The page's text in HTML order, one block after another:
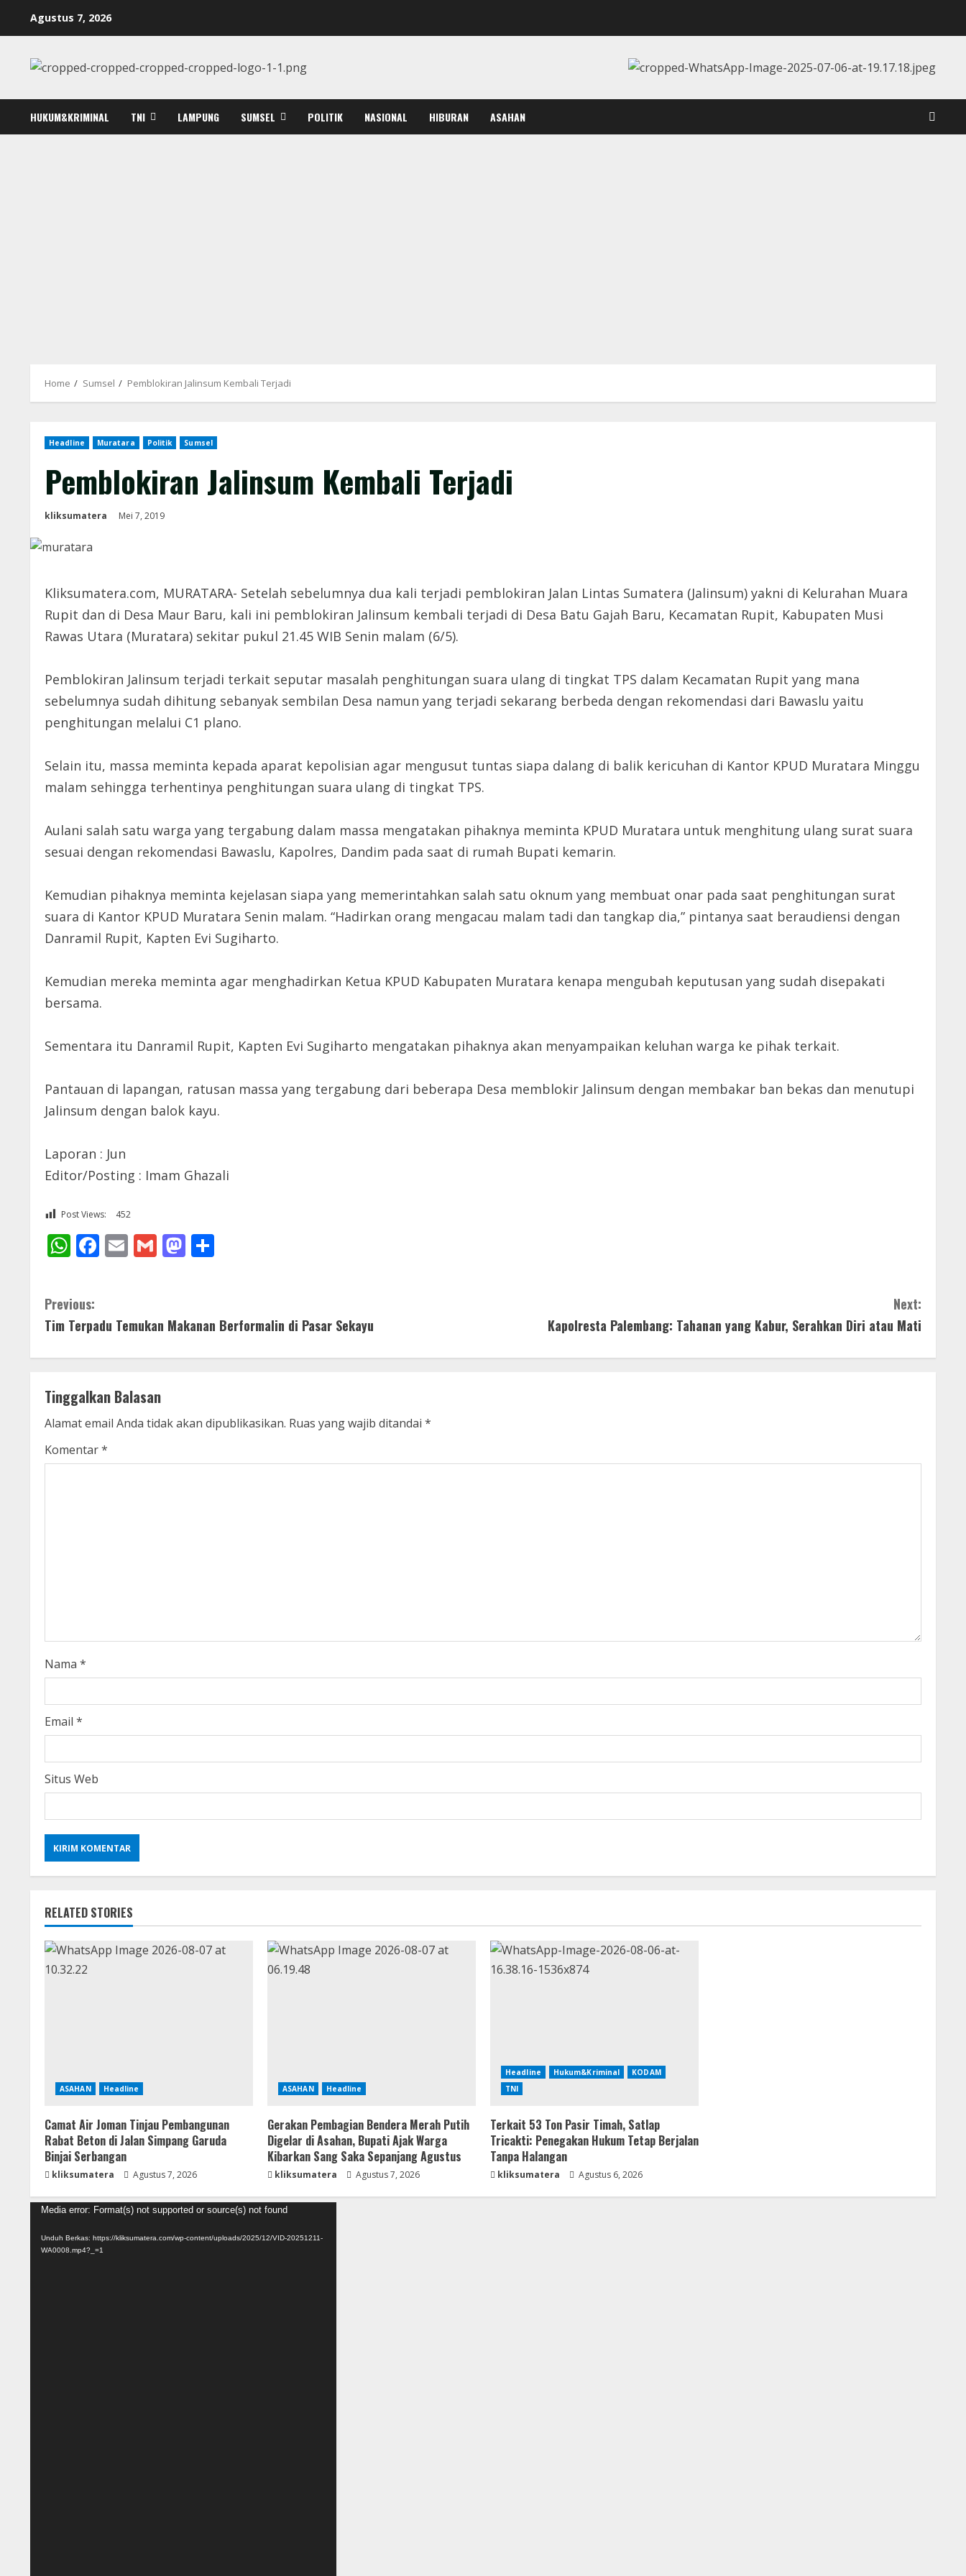
Agustus 7, 2026
HUKUM&KRIMINAL TNI LAMPUNG SUMSEL POLITIK NASIONAL HIBURAN ASAHAN
Home Sumsel Pemblokiran Jalinsum Kembali Terjadi
Headline Muratara Politik Sumsel
Pemblokiran Jalinsum Kembali Terjadi
kliksumatera Mei 7, 2019
Kliksumatera.com, MURATARA- Setelah sebelumnya dua kali terjadi pemblokiran Jalan Lintas Sumatera (Jalinsum) yakni di Kelurahan Muara
Rupit dan di Desa Maur Baru, kali ini pemblokiran Jalinsum kembali terjadi di Desa Batu Gajah Baru, Kecamatan Rupit, Kabupaten Musi
Rawas Utara (Muratara) sekitar pukul 21.45 WIB Senin malam (6/5).
Pemblokiran Jalinsum terjadi terkait seputar masalah penghitungan suara ulang di tingkat TPS dalam Kecamatan Rupit yang mana
sebelumnya sudah dihitung sebanyak sembilan Desa namun yang terjadi sekarang berbeda dengan rekomendasi dari Bawaslu yaitu
penghitungan melalui C1 plano.
Selain itu, massa meminta kepada aparat kepolisian agar mengusut tuntas siapa dalang di balik kericuhan di Kantor KPUD Muratara Minggu
malam sehingga terhentinya penghitungan suara ulang di tingkat TPS.
Aulani salah satu warga yang tergabung dalam massa mengatakan pihaknya meminta KPUD Muratara untuk menghitung ulang surat suara
sesuai dengan rekomendasi Bawaslu, Kapolres, Dandim pada saat di rumah Bupati kemarin.
Kemudian pihaknya meminta kejelasan siapa yang memerintahkan salah satu oknum yang membuat onar pada saat penghitungan surat
suara di Kantor KPUD Muratara Senin malam. “Hadirkan orang mengacau malam tadi dan tangkap dia,” pintanya saat beraudiensi dengan
Danramil Rupit, Kapten Evi Sugiharto.
Kemudian mereka meminta agar menghadirkan Ketua KPUD Kabupaten Muratara kenapa mengubah keputusan yang sudah disepakati
bersama.
Sementara itu Danramil Rupit, Kapten Evi Sugiharto mengatakan pihaknya akan menyampaikan keluhan warga ke pihak terkait.
Pantauan di lapangan, ratusan massa yang tergabung dari beberapa Desa memblokir Jalinsum dengan membakar ban bekas dan menutupi
Jalinsum dengan balok kayu.
Laporan : Jun
Editor/Posting : Imam Ghazali
Post Views: 452
WhatsApp
Facebook
EmailGmailMastodon
C
o
n
t
i
n
d
i
n
g
Previous:
Tim Terpadu Temukan Makanan Berformalin di Pasar Sekayu
Next:
Kapolresta Palembang: Tahanan yang Kabur, Serahkan Diri atau Mati
Tinggalkan Balasan
Alamat email Anda tidak akan dipublikasikan. Ruas yang wajib ditandai *
Komentar*
Nama *
Email *
Situs Web
RELATED STORIES
ASAHAN Headline
Camat Air Joman Tinjau Pembangunan
Rabat Beton di Jalan Simpang Garuda
Binjai Serbangan
kliksumatera Agustus 7, 2026
ASAHAN Headline
Gerakan Pembagian Bendera Merah Putih
Digelar di Asahan, Bupati Ajak Warga
Kibarkan Sang Saka Sepanjang Agustus
kliksumatera Agustus 7, 2026
Headline Hukum&Kriminal
KODAM
TNI
Terkait 53 Ton Pasir Timah, Satlap
Tricakti: Penegakan Hukum Tetap Berjalan
Tanpa Halangan
kliksumatera Agustus 6, 2026
Pemutar
Media error: Format(s) not supported or source(s) not found
Unduh Berkas: https://kliksumatera.com/wp-content/uploads/2025/12/VID-20251211-
WA0008.mp4?_=1